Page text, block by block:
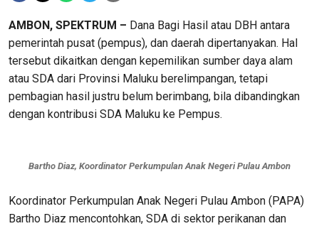
AMBON, SPEKTRUM – Dana Bagi Hasil atau DBH antara
pemerintah pusat (pempus), dan daerah dipertanyakan. Hal
tersebut dikaitkan dengan kepemilikan sumber daya alam
atau SDA dari Provinsi Maluku berelimpangan, tetapi
pembagian hasil justru belum berimbang, bila dibandingkan
dengan kontribusi SDA Maluku ke Pempus.
Bartho Diaz, Koordinator Perkumpulan Anak Negeri Pulau Ambon
Koordinator Perkumpulan Anak Negeri Pulau Ambon (PAPA)
Bartho Diaz mencontohkan, SDA di sektor perikanan dan